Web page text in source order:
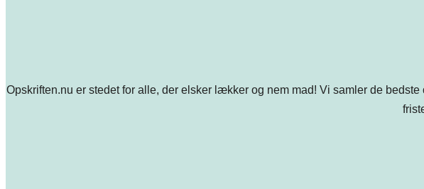
Opskriften.nu er stedet for alle, der elsker lækker og nem mad! Vi samler de